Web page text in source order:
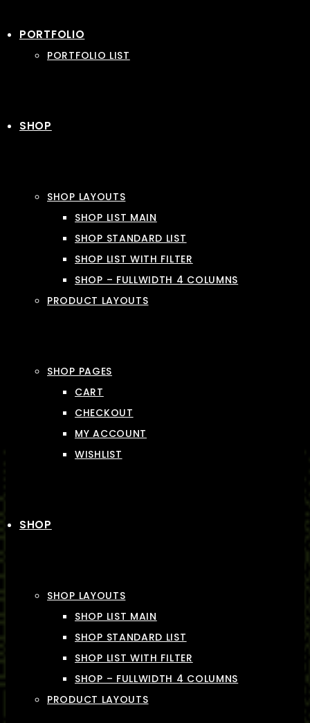
PORTFOLIO
PORTFOLIO LIST
SHOP
SHOP LAYOUTS
SHOP LIST MAIN
SHOP STANDARD LIST
SHOP LIST WITH FILTER
SHOP – FULLWIDTH 4 COLUMNS
PRODUCT LAYOUTS
SHOP PAGES
CART
CHECKOUT
MY ACCOUNT
WISHLIST
SHOP
SHOP LAYOUTS
SHOP LIST MAIN
SHOP STANDARD LIST
SHOP LIST WITH FILTER
SHOP – FULLWIDTH 4 COLUMNS
PRODUCT LAYOUTS